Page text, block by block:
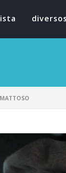
diversos